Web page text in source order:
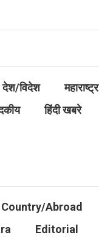
देश/विदेश
महाराष्ट्र
हिंदी खबरे
Country/Abroad
Editorial